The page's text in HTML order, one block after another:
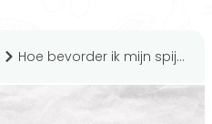
Hoe bevorder ik mijn spijsvertering?